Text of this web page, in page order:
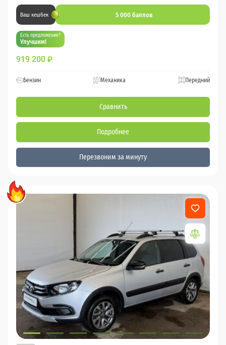
Ваш кешбек 5 000 баллов
Есть предложение?
Улучшим!
919 200 ₽
Бензин Механика Передний
Сравнить
Подробнее
Перезвоним за минуту